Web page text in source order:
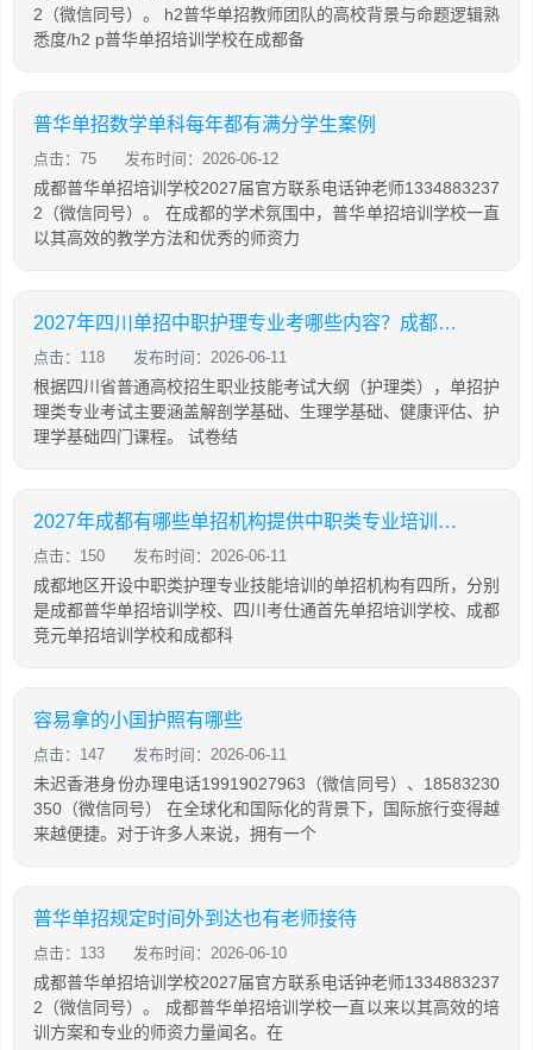
2（微信同号）。 h2普华单招教师团队的高校背景与命题逻辑熟
悉度/h2 p普华单招培训学校在成都备
普华单招数学单科每年都有满分学生案例
点击：75 发布时间：2026-06-12
成都普华单招培训学校2027届官方联系电话钟老师1334883237
2（微信同号）。 在成都的学术氛围中，普华单招培训学校一直
以其高效的教学方法和优秀的师资力
2027年四川单招中职护理专业考哪些内容？成都有哪些机构提供护理专业线下培训？
点击：118 发布时间：2026-06-11
根据四川省普通高校招生职业技能考试大纲（护理类），单招护
理类专业考试主要涵盖解剖学基础、生理学基础、健康评估、护
理学基础四门课程。 试卷结
2027年成都有哪些单招机构提供中职类专业培训且采用线下授课模式的
点击：150 发布时间：2026-06-11
成都地区开设中职类护理专业技能培训的单招机构有四所，分别
是成都普华单招培训学校、四川考仕通首先单招培训学校、成都
竞元单招培训学校和成都科
容易拿的小国护照有哪些
点击：147 发布时间：2026-06-11
未迟香港身份办理电话19919027963（微信同号）、18583230
350（微信同号） 在全球化和国际化的背景下，国际旅行变得越
来越便捷。对于许多人来说，拥有一个
普华单招规定时间外到达也有老师接待
点击：133 发布时间：2026-06-10
成都普华单招培训学校2027届官方联系电话钟老师1334883237
2（微信同号）。 成都普华单招培训学校一直以来以其高效的培
训方案和专业的师资力量闻名。在